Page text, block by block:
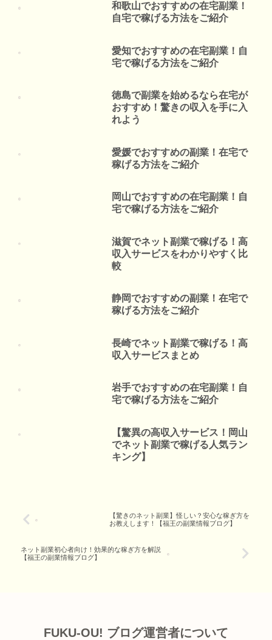
和歌山でおすすめの在宅副業！
自宅で稼げる方法をご紹介
愛知でおすすめの在宅副業！自
宅で稼げる方法をご紹介
徳島で副業を始めるなら在宅が
おすすめ！驚きの収入を手に入
れよう
愛媛でおすすめの副業！在宅で
稼げる方法をご紹介
岡山でおすすめの在宅副業！自
宅で稼げる方法をご紹介
滋賀でネット副業で稼げる！高
収入サービスをわかりやすく比
較
静岡でおすすめの副業！在宅で
稼げる方法をご紹介
長崎でネット副業で稼げる！高
収入サービスまとめ
岩手でおすすめの在宅副業！自
宅で稼げる方法をご紹介
【驚異の高収入サービス！岡山
でネット副業で稼げる人気ラン
キング】
【驚きのネット副業】怪しい？安心な稼ぎ方を
お教えします！【福王の副業情報ブログ】
ネット副業初心者向け！効果的な稼ぎ方を解説
【福王の副業情報ブログ】
FUKU-OU! ブログ運営者について